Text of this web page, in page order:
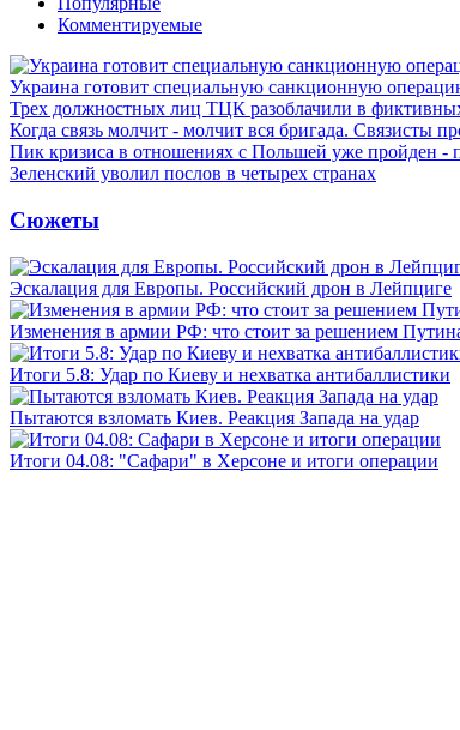
Комментируемые
Украина готовит специальную санкционную
Трех должностных лиц ТЦК разоблачили в
Когда связь молчит - молчит вся бригада. Связисты
Пик кризиса в отношениях с Польшей уже пройден -
Зеленский уволил послов в четырех странах
Сюжеты
Эскалация для Европы. Российский дрон в Лейпциге
Изменения в армии РФ: что стоит за решением
Итоги 5.8: Удар по Киеву и нехватка антибаллистики
Пытаются взломать Киев. Реакция Запада на удар
Итоги 04.08: "Сафари" в Херсоне и итоги операции